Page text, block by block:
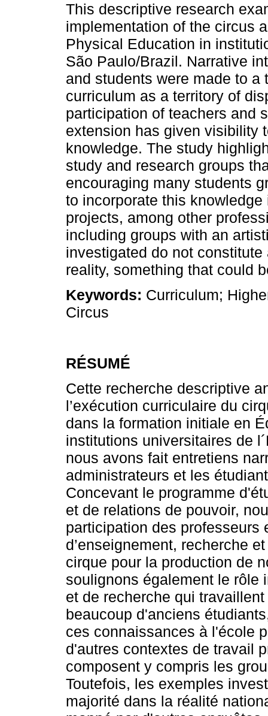
This descriptive research
implementation of the circus
Physical Education in
São Paulo/Brazil. Narrative
and students were made to
curriculum as a territory of
participation of teachers and
extension has given visibility
knowledge. The study
study and research groups
encouraging many students
to incorporate this
projects, among other
including groups with an
investigated do not
reality, something that could
Keywords: Curriculum;
Circus
RÉSUMÉ
Cette recherche descriptive
l’exécution curriculaire du
dans la formation initiale en
institutions universitaires de
nous avons fait entretiens
administrateurs et les
Concevant le programme
et de relations de pouvoir,
participation des professeurs
d’enseignement, recherche
cirque pour la production de
soulignons également le rôle
et de recherche qui
beaucoup d'anciens
ces connaissances à l'école
d'autres contextes de travail
composent y compris les
Toutefois, les exemples
majorité dans la réalité